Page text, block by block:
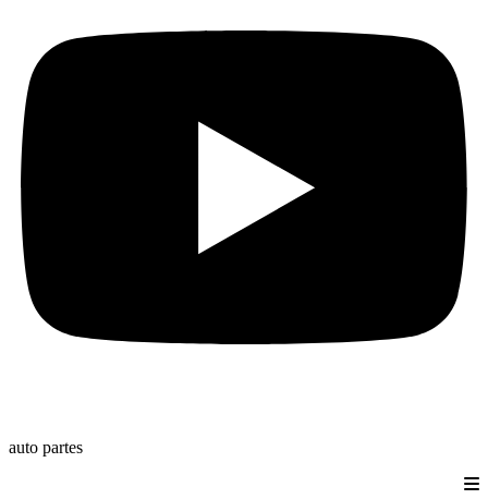
auto partes